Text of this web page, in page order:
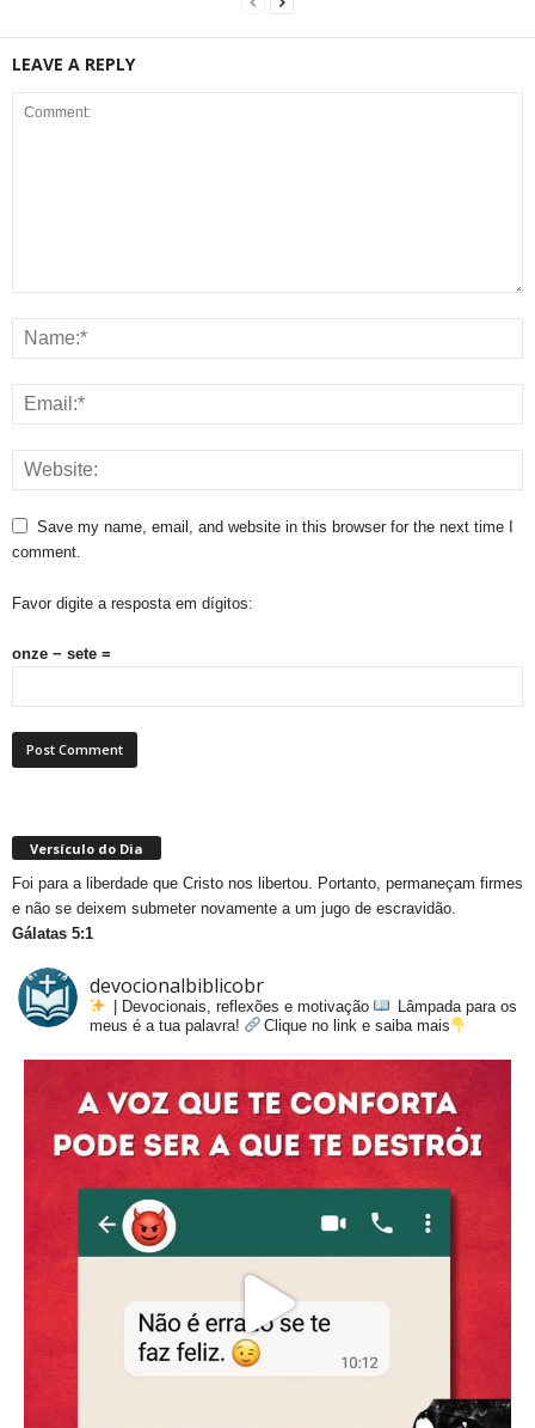
LEAVE A REPLY
Save my name, email, and website in this browser for the next time I
comment.
Favor digite a resposta em dígitos:
onze − sete =
Versículo do Dia
Foi para a liberdade que Cristo nos libertou. Portanto, permaneçam firmes
e não se deixem submeter novamente a um jugo de escravidão.
Gálatas 5:1
devocionalbiblicobr
| Devocionais, reflexões e motivação
Lâmpada para os
meus é a tua palavra!
Clique no link e saiba mais